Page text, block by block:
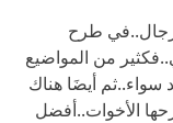
طرح
من المواضيع
سواء..ثم أيضَا هناك
الأخوات..أفضل